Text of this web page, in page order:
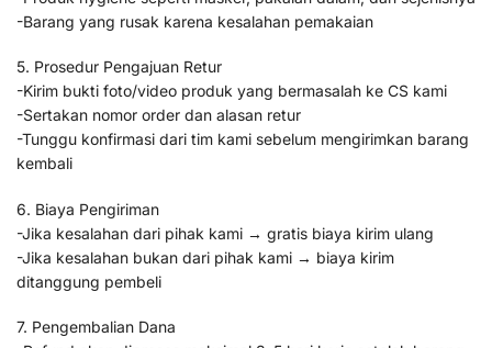
-Barang yang rusak karena kesalahan pemakaian
5. Prosedur Pengajuan Retur
-Kirim bukti foto/video produk yang bermasalah ke CS kami
-Sertakan nomor order dan alasan retur
-Tunggu konfirmasi dari tim kami sebelum mengirimkan barang
kembali
6. Biaya Pengiriman
-Jika kesalahan dari pihak kami → gratis biaya kirim ulang
-Jika kesalahan bukan dari pihak kami → biaya kirim
ditanggung pembeli
7. Pengembalian Dana